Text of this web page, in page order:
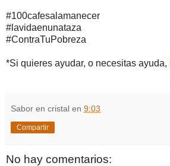
#100cafesalamanecer
#lavidaenunataza
#ContraTuPobreza
*Si quieres ayudar, o necesitas ayuda,
Sabor en cristal en 9:03
Compartir
No hay comentarios: